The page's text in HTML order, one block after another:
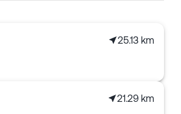
25.13 km
21.29 km